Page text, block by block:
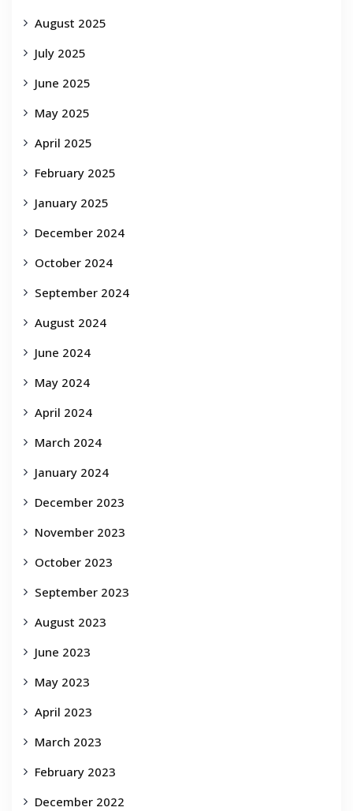
August 2025
July 2025
June 2025
May 2025
April 2025
February 2025
January 2025
December 2024
October 2024
September 2024
August 2024
June 2024
May 2024
April 2024
March 2024
January 2024
December 2023
November 2023
October 2023
September 2023
August 2023
June 2023
May 2023
April 2023
March 2023
February 2023
December 2022